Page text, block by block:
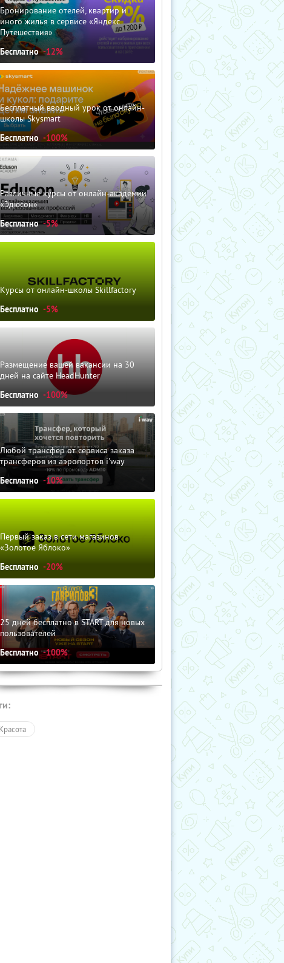
Бронирование отелей, квартир и
иного жилья в сервисе «Яндекс
Путешествия»
Бесплатно -12%
Бесплатный вводный урок от онлайн-
школы Skysmart
Бесплатно -100%
Различные курсы от онлайн-академии
«Эдюсон»
Бесплатно -5%
Курсы от онлайн-школы Skillfactory
Бесплатно -5%
Размещение вашей вакансии на 30
дней на сайте HeadHunter
Бесплатно -100%
Любой трансфер от сервиса заказа
трансферов из аэропортов i'way
Бесплатно -10%
Первый заказ в сети магазинов
«Золотое Яблоко»
Бесплатно -20%
25 дней бесплатно в START для новых
пользователей
Бесплатно -100%
Красота